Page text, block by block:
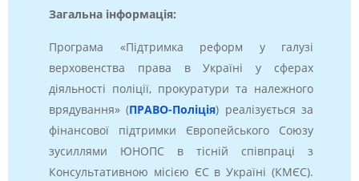
Загальна інформація:
Програма «Підтримка реформ у галузі
верховенства права в Україні у сферах
діяльності поліції, прокуратури та належного
врядування» (ПРАВО-Поліція) реалізується за
фінансової підтримки Європейського Союзу
зусиллями ЮНОПС в тісній співпраці з
Консультативною місією ЄС в Україні (КМЄС).